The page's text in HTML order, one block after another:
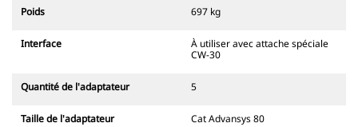
champ de vision du conducteur.
Les attaches à accouplement par
axes Cat sont compatibles avec les
352 et toutes les pelles sur pneus.
tranchée sont également
Poids 697 kg
Interface
À utiliser avec attache spéciale
CW-30
Quantité de l'adaptateur 5
Taille de l'adaptateur Cat Advansys 80